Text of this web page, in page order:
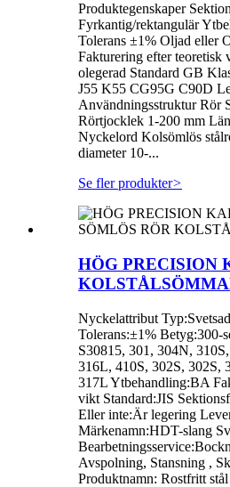
Produktegenskaper
Fyrkantig/rektangulär
Tolerans ±1% Oljad eller
Fakturering efter teoretisk
olegerad Standard GB
J55 K55 CG95G C90D
Användningsstruktur Rör
Rörtjocklek 1-200 mm
Nyckelord Kolsömlös
diameter 10-...
Se fler produkter>
HÖG PRECISION
Nyckelattribut
Tolerans:±1% Betyg:300-
S30815, 301, 304N,
316L, 410S, 302S, 302S,
317L Ytbehandling:BA
vikt Standard:JIS
Eller inte:Är legering
Märkenamn:HDT-slang
Avspolning, Stansning ,
Produktnamn: Rostfritt